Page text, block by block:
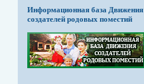
Информационная база Движения
создателей родовых поместий